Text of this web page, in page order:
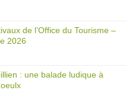
de l’Office du Tourisme –
2026
: une balade ludique à